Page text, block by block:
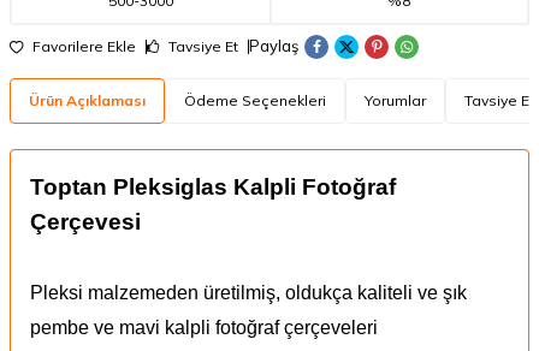
Favorilere Ekle Tavsiye Et Paylaş
Ürün Açıklaması Ödeme Seçenekleri Yorumlar Tavsiye Et
Toptan Pleksiglas Kalpli Fotoğraf
Çerçevesi
Pleksi malzemeden üretilmiş, oldukça kaliteli ve şık
pembe ve mavi kalpli fotoğraf çerçeveleri